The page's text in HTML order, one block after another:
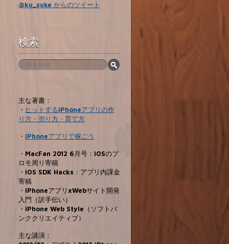
@ku_suke からのツイート
検索
主な著書：
・ ヒットするiPhoneアプリの作
り方・売り方・育て方
・ iPhoneアプリで稼ごう
・MacFan 2012 6月号：iOSのプ
ロモ周り寄稿
・iOS SDK Hacks：アプリ内課金
寄稿
・iPhoneアプリxWebサイト開発
入門（訳手伝い）
・iPhone Web Style（ソフトバ
ンククリエイティブ）
主な講演：